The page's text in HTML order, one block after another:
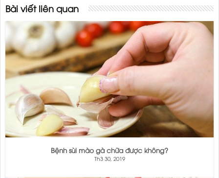
Bài viết liên quan
Bệnh sùi mào gà chữa được không?
Th3 30, 2019